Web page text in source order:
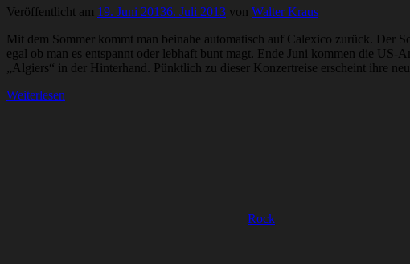
Veröffentlicht am 19. Juni 20136. Juli 2013 von Walter Kraus
Mit dem Sommer kommt man beinahe automatisch auf Calexico zurück. Der
egal ob man es entspannt oder lebhaft bunt magt. Ende Juni kommen die
„Algiers“ in der Hinterhand. Pünktlich zu dieser Konzertreise erscheint ihre
Weiterlesen
Rock